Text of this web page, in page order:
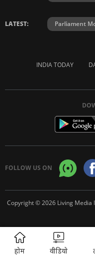
LATEST: Parliament
INDIA TODAY
FOLLOW US ON
Copyright © 2026 Living Media
होम वीडियो